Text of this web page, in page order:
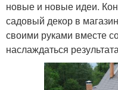
новые и новые идеи.
садовый декор в
своими руками вместе
наслаждаться